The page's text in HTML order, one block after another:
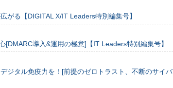
がる【DIGITAL X/IT Leaders特別編集号】
[DMARC導入&運用の極意]【IT Leaders特別編集号】
ジタル免疫力を！[前提のゼロトラスト、不断のサイバ